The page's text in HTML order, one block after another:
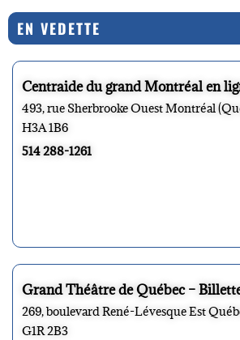
EN VEDETTE
Centraide du grand Montréal en
493, rue Sherbrooke Ouest Montréal
H3A 1B6
514 288-1261
Grand Théâtre de Québec –
269, boulevard René-Lévesque Est
G1R 2B3